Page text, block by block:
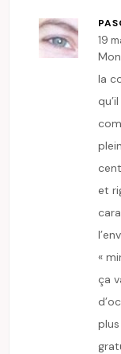
19
la
et
«
ça